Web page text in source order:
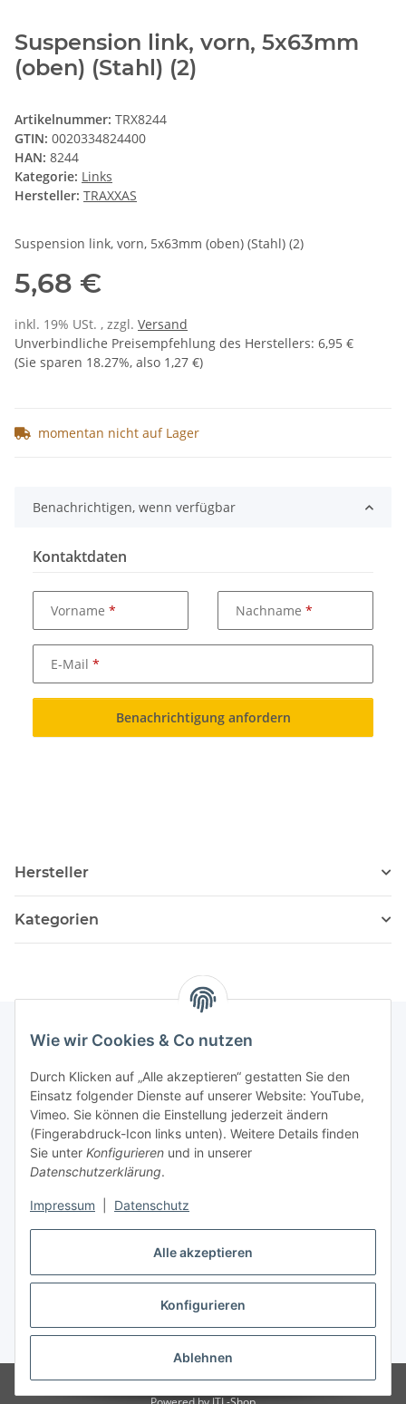
Alle akzeptieren
Konfigurieren
Ablehnen
Wie wir Cookies & Co nutzen
Durch Klicken auf „Alle akzeptieren“ gestatten Sie den
Einsatz folgender Dienste auf unserer Website: YouTube,
Vimeo. Sie können die Einstellung jederzeit ändern
(Fingerabdruck-Icon links unten). Weitere Details finden
Sie unter Konfigurieren und in unserer
Datenschutzerklärung.
Impressum Datenschutz
Suspension link, vorn, 5x63mm
(oben) (Stahl) (2)
Artikelnummer: TRX8244
GTIN: 0020334824400
HAN: 8244
Kategorie: Links
Hersteller: TRAXXAS
Suspension link, vorn, 5x63mm (oben) (Stahl) (2)
5,68 €
inkl. 19% USt. , zzgl. Versand
Unverbindliche Preisempfehlung des Herstellers: 6,95 €
(Sie sparen 18.27%, also 1,27 €)
momentan nicht auf Lager
Benachrichtigen, wenn verfügbar
Kontaktdaten
Vorname Nachname
E-Mail
Benachrichtigung anfordern
Hersteller
Kategorien
Informationen
036204. 803903
Achtung!!!
16:00 – 19:00 Uhr
Vertrag widerrufen
* Alle Preise inkl. gesetzlicher USt., zzgl.Versand
© RC-High Performance
Irrtümer und Änderungen vorbehalten